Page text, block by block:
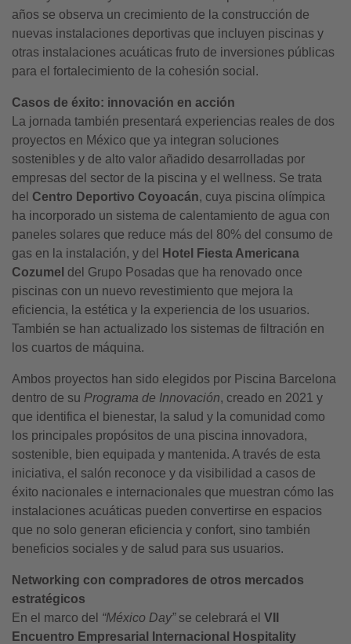
años se observa un crecimiento de la construcción de
nuevas instalaciones deportivas que incluyen piscinas y
otras instalaciones acuáticas fruto de inversiones públicas
para el fortalecimiento de la cohesión social.
Casos de éxito: innovación en acción
La jornada también presentará experiencias reales de dos
proyectos en México que ya integran soluciones
sostenibles y de alto valor añadido desarrolladas por
empresas del sector de la piscina y el wellness. Se trata
del Centro Deportivo Coyoacán, cuya piscina olímpica
ha incorporado un sistema de calentamiento de agua con
paneles solares que reduce más del 80% del consumo de
gas en la instalación, y del
Hotel Fiesta Americana
Cozumel del Grupo Posadas que ha renovado once
piscinas con un nuevo revestimiento que mejora la
eficiencia, la estética y la experiencia de los usuarios.
También se han actualizado los sistemas de filtración en
los cuartos de máquina.
Ambos proyectos han sido elegidos por Piscina Barcelona
dentro de su Programa de Innovación, creado en 2021 y
que identifica el bienestar, la salud y la comunidad como
los principales propósitos de una piscina innovadora,
sostenible, bien equipada y mantenida. A través de esta
iniciativa, el salón reconoce y da visibilidad a casos de
éxito nacionales e internacionales que muestran cómo las
instalaciones acuáticas pueden convertirse en espacios
que no solo generan eficiencia y confort, sino también
beneficios sociales y de salud para sus usuarios.
Networking con compradores de otros mercados
estratégicos
En el marco del “México Day”se celebrará el VII
Encuentro Empresarial Internacional Hospitality